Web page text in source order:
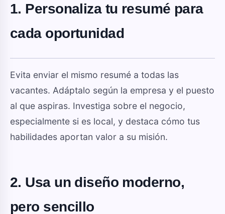
1. Personaliza tu resumé para
cada oportunidad
Evita enviar el mismo resumé a todas las
vacantes. Adáptalo según la empresa y el puesto
al que aspiras. Investiga sobre el negocio,
especialmente si es local, y destaca cómo tus
habilidades aportan valor a su misión.
2. Usa un diseño moderno,
pero sencillo